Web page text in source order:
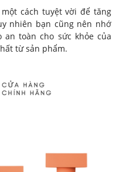
cách tuyệt vời để tăng
nhiên bạn cũng nên nhớ
toàn cho sức khỏe của
từ sản phẩm.